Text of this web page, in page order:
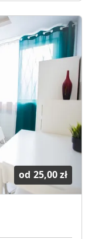
od 25,00 zł